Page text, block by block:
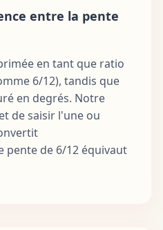
entre la pente
en tant que ratio
6/12), tandis que
en degrés. Notre
de saisir l'une ou
pente de 6/12 équivaut